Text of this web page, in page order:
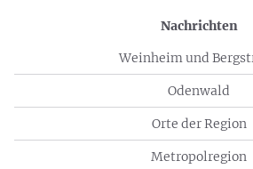
Nachrichten
Weinheim und
Odenwald
Orte der Region
Metropolregion